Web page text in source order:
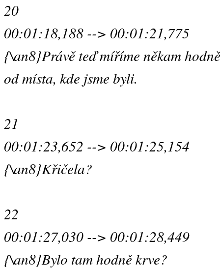
20
00:01:18,188 --> 00:01:21,775
{\an8}Právě teď míříme někam
od místa, kde jsme byli.
21
00:01:23,652 --> 00:01:25,154
{\an8}Křičela?
22
00:01:27,030 --> 00:01:28,449
{\an8}Bylo tam hodně krve?